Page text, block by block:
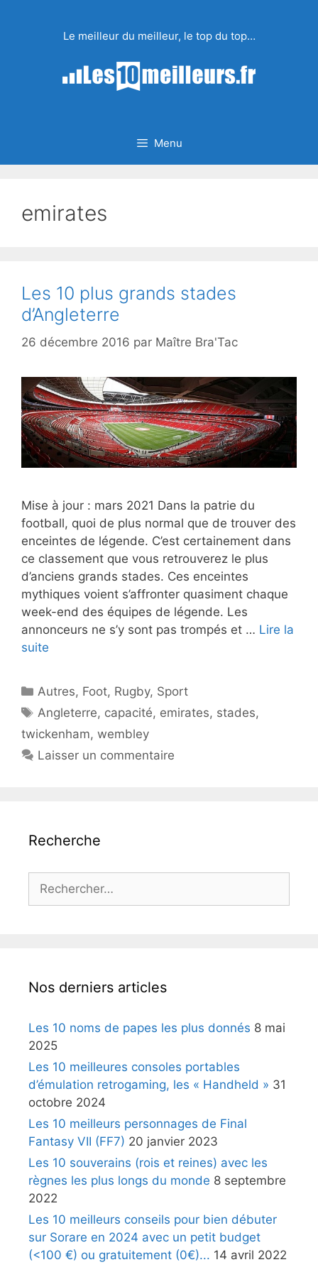
Le meilleur du meilleur, le top du top…
Menu
emirates
Les 10 plus grands stades
d’Angleterre
26 décembre 2016 par Maître Bra'Tac
Mise à jour : mars 2021 Dans la patrie du
football, quoi de plus normal que de trouver des
enceintes de légende. C’est certainement dans
ce classement que vous retrouverez le plus
d’anciens grands stades. Ces enceintes
mythiques voient s’affronter quasiment chaque
week-end des équipes de légende. Les
annonceurs ne s’y sont pas trompés et … Lire la
suite
Catégories
Autres, Foot, Rugby, Sport
Étiquettes
Angleterre, capacité, emirates, stades,
twickenham, wembley
Laisser un commentaire
Recherche
Rechercher :
Nos derniers articles
Les 10 noms de papes les plus donnés 8 mai
2025
Les 10 meilleures consoles portables
d’émulation retrogaming, les « Handheld » 31
octobre 2024
Les 10 meilleurs personnages de Final
Fantasy VII (FF7) 20 janvier 2023
Les 10 souverains (rois et reines) avec les
règnes les plus longs du monde 8 septembre
2022
Les 10 meilleurs conseils pour bien débuter
sur Sorare en 2024 avec un petit budget
(<100 €) ou gratuitement (0€)... 14 avril 2022